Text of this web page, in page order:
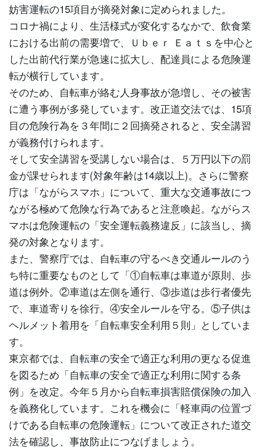
妨害運転の15項目が摘発対象に定められました。
コロナ禍により、生活様式が変化するなかで、飲食業
における出前の需要増で、Ｕｂｅｒ Ｅａｔｓを中心と
した出前代行業が急速に拡大し、配達員による危険運
転が横行しています。
そのため、自転車が絡む人身事故が急増し、その被害
に遭う事例が多発しています。改正道交法では、15項
目の危険行為を３年間に２回摘発されると、安全講習
が義務付けられます。
そして安全講習を受講しない場合は、５万円以下の罰
金が課せられます(対象年齢は14歳以上)。さらに警察
庁は「ながらスマホ」について、重大な交通事故につ
ながる極めて危険な行為であると注意喚起。ながらス
マホは危険運転の「安全運転義務違反」に該当し、摘
発の対象となります。
また、警察庁では、自転車の守るべき交通ルールのう
ち特に重要なものとして「①自転車は車道が原則、歩
道は例外。②車道は左側を通行、③歩道は歩行者優先
で、車道寄りを徐行。④安全ルールを守る。⑤子供は
ヘルメット着用を「自転車安全利用５則」としていま
す。
東京都では、自転車の安全で適正な利用の更なる促進
を図るため「自転車の安全で適正な利用に関する条
例」を改定。今年５月から自転車損害賠償保険の加入
を義務化しています。これを機会に「軽車両の位置づ
けである自転車の危険運転」について改正された道交
法を確認し、事故防止につなげましょう。